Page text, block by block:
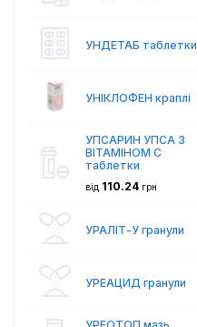
УНДЕТАБ таблетки
УНІКЛОФЕН краплі
УПСАРИН УПСА З
ВІТАМІНОМ С
таблетки
від 110.24 грн
УРАЛІТ-У гранули
УРЕАЦИД гранули